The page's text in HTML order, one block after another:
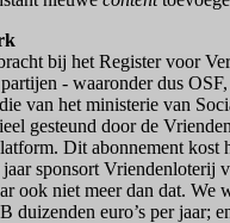
bij het Register voor
- waaronder dus
van het ministerie van
gesteund door de
Dit abonnement
sponsort Vriendenloterij
ook niet meer dan dat.
duizenden euro’s per jaar;